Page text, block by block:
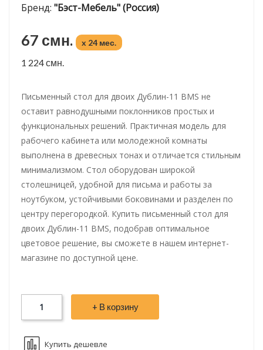
Бренд: "Бэст-Мебель" (Россия)
67 смн. x 24 мес.
1 224 смн.
Письменный стол для двоих Дублин-11 BMS не
оставит равнодушными поклонников простых и
функциональных решений. Практичная модель для
рабочего кабинета или молодежной комнаты
выполнена в древесных тонах и отличается стильным
минимализмом. Стол оборудован широкой
столешницей, удобной для письма и работы за
ноутбуком, устойчивыми боковинами и разделен по
центру перегородкой. Купить письменный стол для
двоих Дублин-11 BMS, подобрав оптимальное
цветовое решение, вы сможете в нашем интернет-
магазине по доступной цене.
+ В корзину
Купить дешевле